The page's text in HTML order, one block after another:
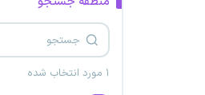
۱ مورد انتخاب شده